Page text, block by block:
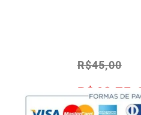
R$45,00
R$42,75